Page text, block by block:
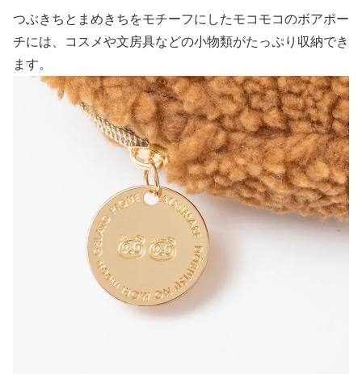
つぶきちとまめきちをモチーフにしたモコモコのボアポー
チには、コスメや文房具などの小物類がたっぷり収納でき
ます。